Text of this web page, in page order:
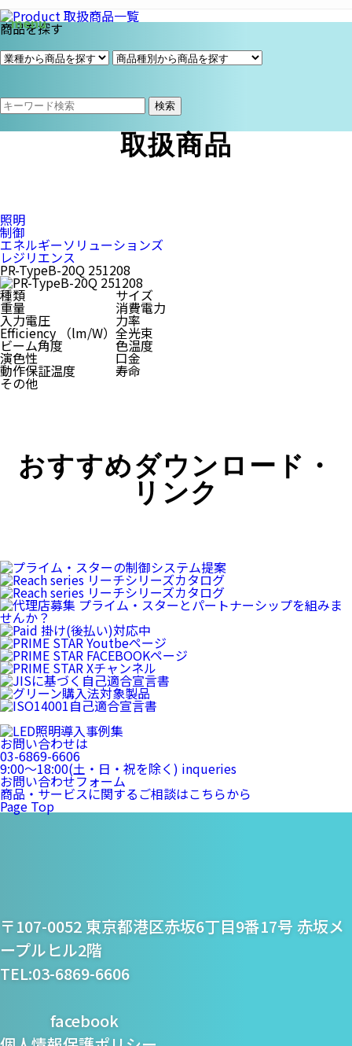
商品を探す
検索
取扱商品
照明
制御
エネルギーソリューションズ
レジリエンス
PR-TypeB-20Q 251208
種類
サイズ
重量 消費電力
入力電圧 力率
Efficiency （lm/W） 全光束
ビーム角度 色温度
演色性 口金
動作保証温度 寿命
その他
おすすめダウンロード・
リンク
お問い合わせは
03-6869-6606
9:00〜18:00(土・日・祝を除く) inqueries
お問い合わせフォーム
商品・サービスに関するご相談はこちらから
Page Top
プライム・スター株式
会社
〒107-0052 東京都港区赤坂6丁目9番17号 赤坂メ
ープルヒル2階
TEL:03-6869-6606
facebook